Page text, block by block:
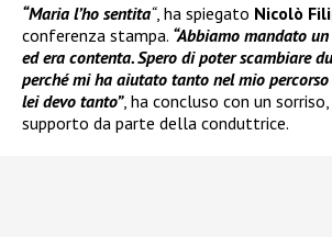
“Maria l’ho sentita“, ha spiegato Nicolò
conferenza stampa. “Abbiamo mandato
ed era contenta. Spero di poter scambiare
perché mi ha aiutato tanto nel mio
lei devo tanto”, ha concluso con un
supporto da parte della conduttrice.